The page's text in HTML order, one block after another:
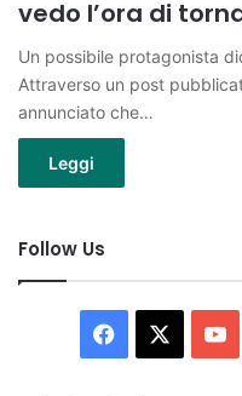
vedo l’ora di
Un possibile protagonista
Attraverso un post
annunciato che…
Leggi
Follow Us
Facebook